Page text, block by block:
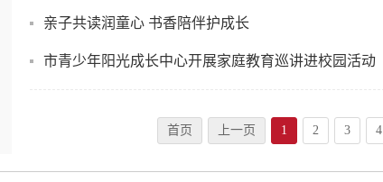
亲子共读润童心 书香陪伴护成长
市青少年阳光成长中心开展家庭教育巡讲进校园活动
首页 上一页 1 2 3 4